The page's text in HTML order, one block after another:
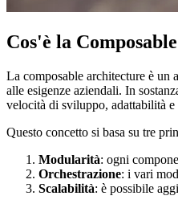
Cos'è la
La composable architecture è un
alle esigenze aziendali. In
velocità di sviluppo, adattabilità
Questo concetto si basa su tre
Modularità: ogni
Orchestrazione: i vari
Scalabilità: è possibile